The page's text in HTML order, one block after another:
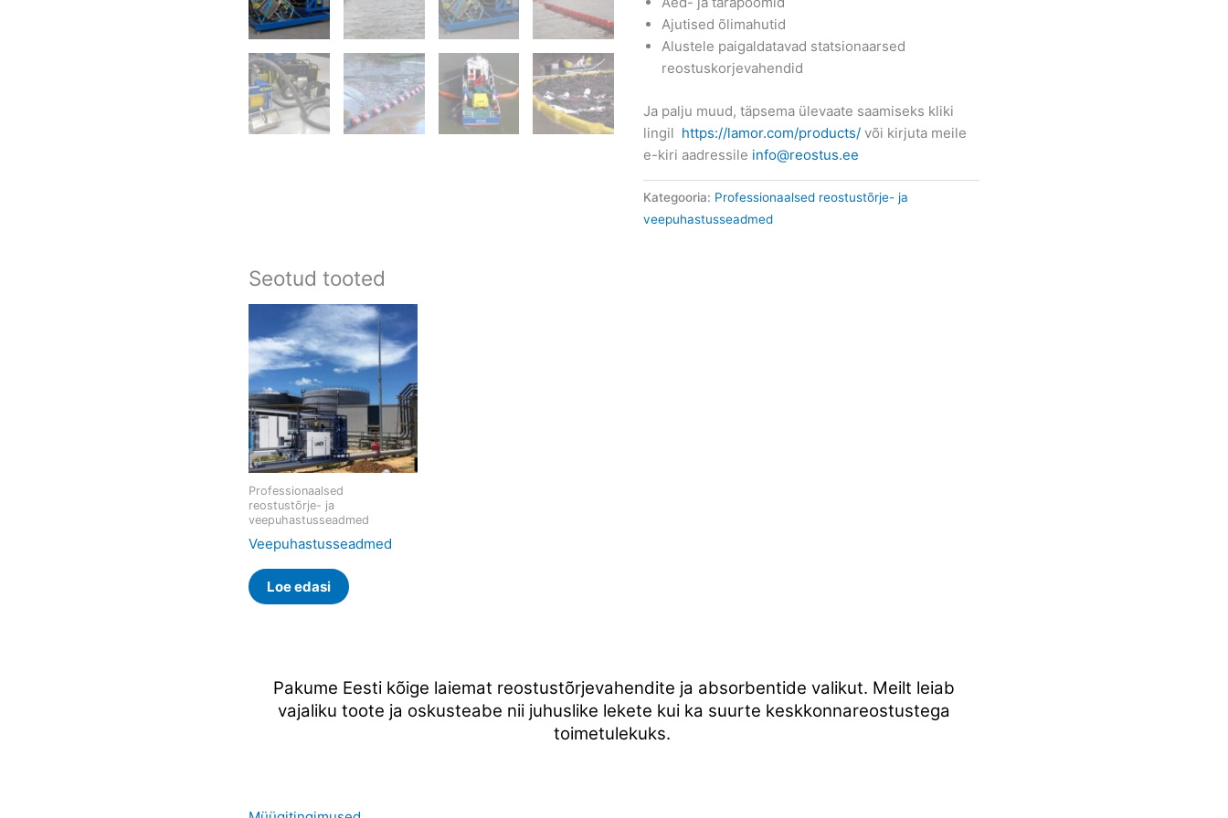
Ajutised õlimahutid
Alustele paigaldatavad statsionaarsed
reostuskorjevahendid
Ja palju muud, täpsema ülevaate saamiseks kliki
lingil https://lamor.com/products/ või kirjuta meile
e-kiri aadressile info@reostus.ee
Kategooria: Professionaalsed reostustõrje- ja
veepuhastusseadmed
Seotud tooted
Professionaalsed
reostustõrje- ja
veepuhastusseadmed
Veepuhastusseadmed
Loe edasi
Pakume Eesti kõige laiemat reostustõrjevahendite ja absorbentide valikut. Meilt leiab
vajaliku toote ja oskusteabe nii juhuslike lekete kui ka suurte keskkonnareostustega
toimetulekuks.